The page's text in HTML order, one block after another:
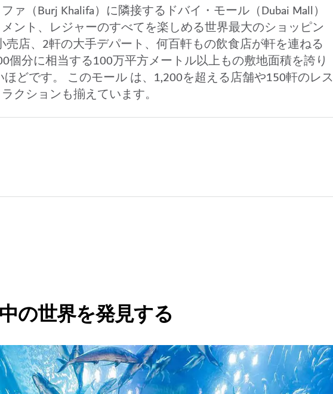
（Burj Khalifa）に隣接するドバイ・モール（Dubai Mall）
ント、レジャーのすべてを楽しめる世界最大のショッピン
店、2軒の大手デパート、何百軒もの飲食店が軒を連ねる
個分に相当する100万平方メートル以上もの敷地面積を誇り
どです。 このモール は、1,200を超える店舗や150軒のレス
クションも揃えています。
の世界を発見する